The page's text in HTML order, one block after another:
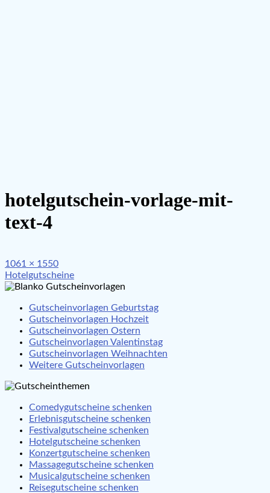
hotelgutschein-vorlage-mit-
text-4
Full
size
1061 × 1550
Beitragsnavigation
Hotelgutscheine
Gutscheinvorlagen Geburtstag
Gutscheinvorlagen Hochzeit
Gutscheinvorlagen Ostern
Gutscheinvorlagen Valentinstag
Gutscheinvorlagen Weihnachten
Weitere Gutscheinvorlagen
Comedygutscheine schenken
Erlebnisgutscheine schenken
Festivalgutscheine schenken
Hotelgutscheine schenken
Konzertgutscheine schenken
Massagegutscheine schenken
Musicalgutscheine schenken
Reisegutscheine schenken